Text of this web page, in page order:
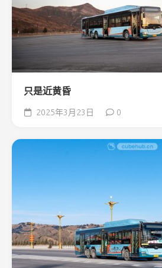
只是近黄昏
2025年3月23日 0